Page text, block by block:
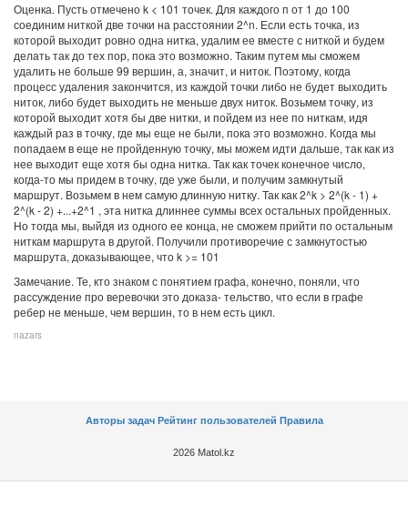
Оценка. Пусть отмечено k < 101 точек. Для каждого п от 1 до 100
соединим ниткой две точки на расстоянии 2^n. Если есть точка, из
которой выходит ровно одна нитка, удалим ее вместе с ниткой и будем
делать так до тех пор, пока это возможно. Таким путем мы сможем
удалить не больше 99 вершин, а, значит, и ниток. Поэтому, когда
процесс удаления закончится, из каждой точки либо не будет выходить
ниток, либо будет выходить не меньше двух ниток. Возьмем точку, из
которой выходит хотя бы две нитки, и пойдем из нее по ниткам, идя
каждый раз в точку, где мы еще не были, пока это возможно. Когда мы
попадаем в еще не пройденную точку, мы можем идти дальше, так как из
нее выходит еще хотя бы одна нитка. Так как точек конечное число,
когда-то мы придем в точку, где уже были, и получим замкнутый
маршрут. Возьмем в нем самую длинную нитку. Так как 2^k > 2^(k - 1) +
2^(k - 2) +...+2^1 , эта нитка длиннее суммы всех остальных пройденных.
Но тогда мы, выйдя из одного ее конца, не сможем прийти по остальным
ниткам маршрута в другой. Получили противоречие с замкнутостью
маршрута, доказывающее, что k >= 101
Замечание. Те, кто знаком с понятием графа, конечно, поняли, что
рассуждение про веревочки это доказа- тельство, что если в графе
ребер не меньше, чем вершин, то в нем есть цикл.
nazars
Авторы задач Рейтинг пользователей Правила
2026 Matol.kz